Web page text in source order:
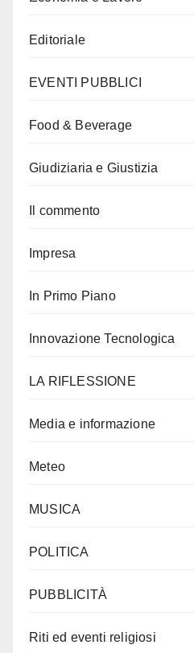
Editoriale
EVENTI PUBBLICI
Food & Beverage
Giudiziaria e Giustizia
Il commento
Impresa
In Primo Piano
Innovazione Tecnologica
LA RIFLESSIONE
Media e informazione
Meteo
MUSICA
POLITICA
PUBBLICITÀ
Riti ed eventi religiosi